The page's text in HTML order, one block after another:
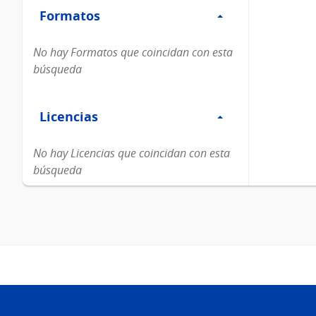
Formatos
Formatos
No hay Formatos que coincidan con esta
búsqueda
Licencias
Licencias
No hay Licencias que coincidan con esta
búsqueda